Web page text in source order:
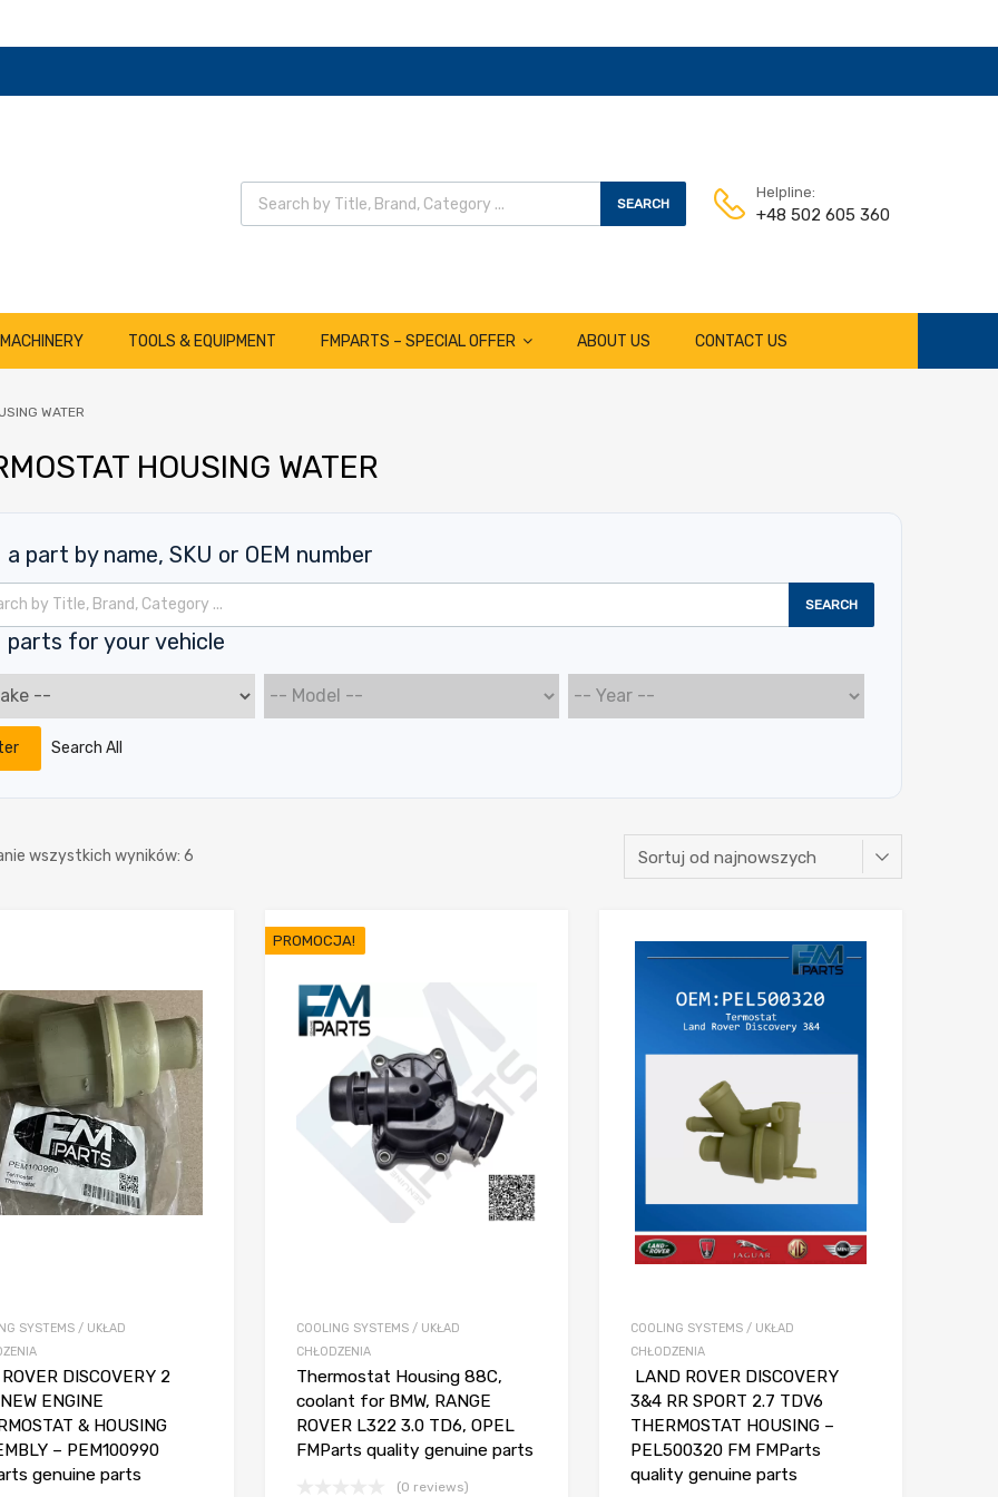
Wyszukiwarka produktów
SEARCH
Helpline:
+48 502 605 360
TOOLS & EQUIPMENT FMPARTS – SPECIAL OFFER ABOUT US CONTACT US
WATER
HOUSING WATER
a part by name, SKU or OEM number
produktów
SEARCH
parts for your vehicle
Search All
wszystkich wyników: 6
najnowszych
SYSTEMS / UKŁAD
DISCOVERY 2
ENGINE
& HOUSING
– PEM100990
genuine parts
PROMOCJA!
COOLING SYSTEMS / UKŁAD
CHŁODZENIA
Thermostat Housing 88C,
coolant for BMW, RANGE
ROVER L322 3.0 TD6, OPEL
FMParts quality genuine parts
(0 reviews)
COOLING SYSTEMS / UKŁAD
CHŁODZENIA
LAND ROVER DISCOVERY
3&4 RR SPORT 2.7 TDV6
THERMOSTAT HOUSING –
PEL500320 FM FMParts
quality genuine parts